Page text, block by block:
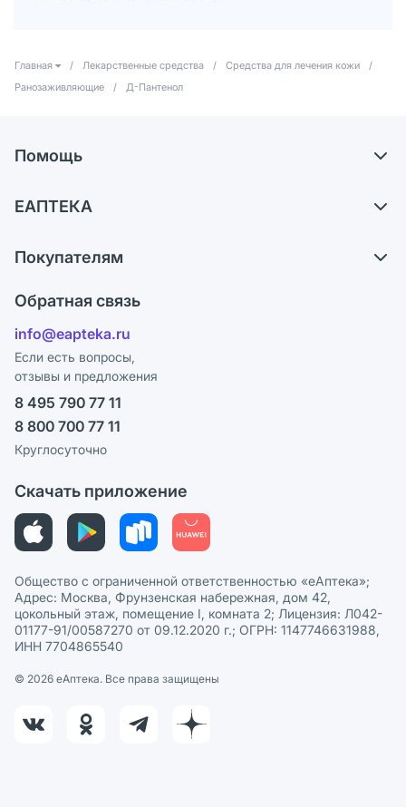
Главная / Лекарственные средства / Средства для лечения кожи
/
Ранозаживляющие
/ Д-Пантенол
Помощь
Обмен и возврат
Блог
ЕАПТЕКА
Карьера
Поставщики
Лицензия
Реклама на сайте
Ваши товары на ЕАПТЕКЕ
СМИ о нас
Покупателям
Программа СберСпасибо
Политика конфиденциальности
Пользовательское соглашение
Политика рекомендаций
Политика в отношении обработки персональных данных
Обратная связь
info@eapteka.ru
Если есть вопросы,
отзывы и предложения
8 495 790 77 11
8 800 700 77 11
Круглосуточно
Скачать приложение
Общество с ограниченной ответственностью «еАптека»;
Адрес: Москва, Фрунзенская набережная, дом 42,
цокольный этаж, помещение I, комната 2; Лицензия: Л042-
01177-91/00587270 от 09.12.2020 г.; ОГРН: 1147746631988,
ИНН 7704865540
© 2026 eАптека. Все права защищены